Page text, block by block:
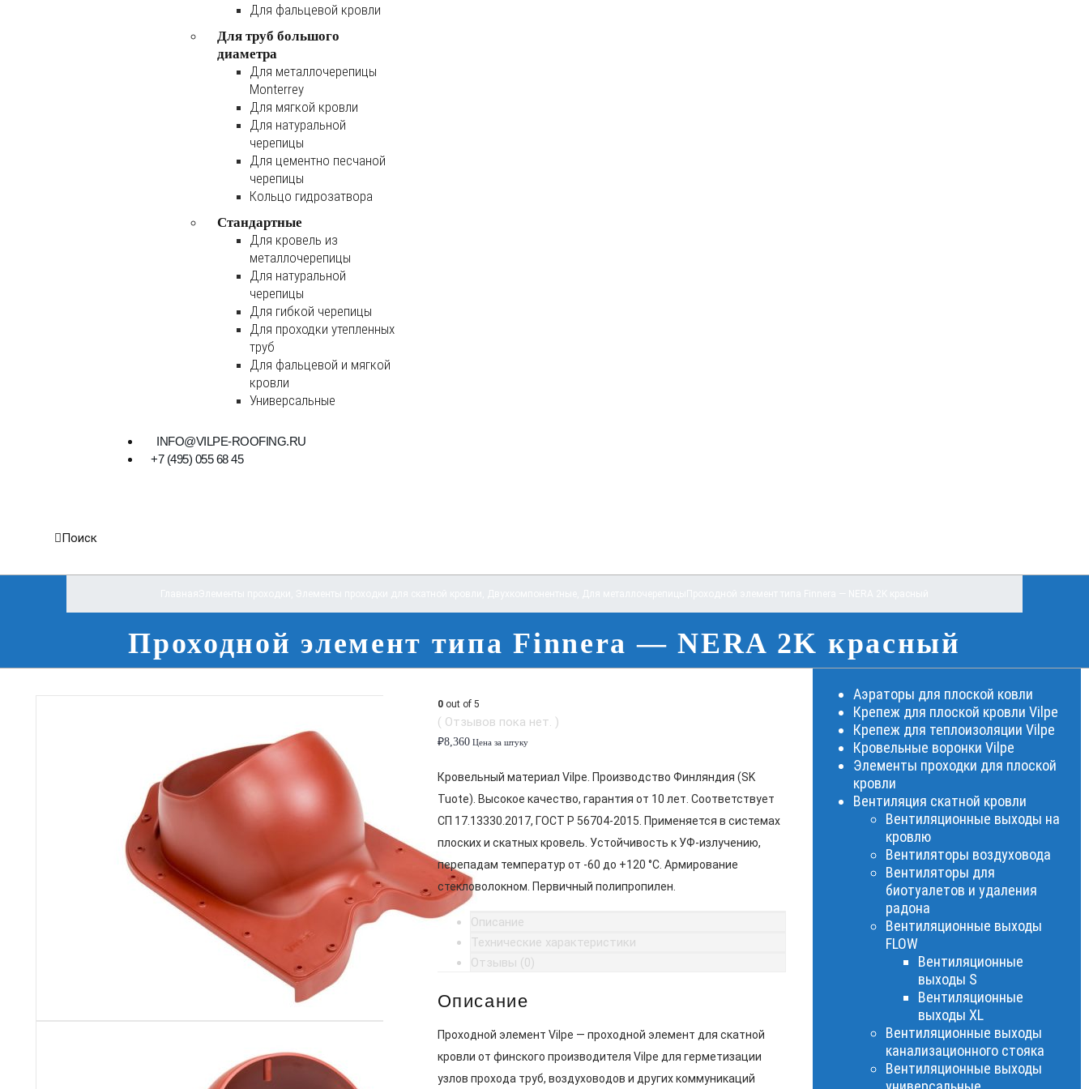
Для фальцевой кровли
Для труб большого
диаметра
Для металлочерепицы
Monterrey
Для мягкой кровли
Для натуральной
черепицы
Для цементно песчаной
черепицы
Кольцо гидрозатвора
Стандартные
Для кровель из
металлочерепицы
Для натуральной
черепицы
Для гибкой черепицы
Для проходки утепленных
труб
Для фальцевой и мягкой
кровли
Универсальные
INFO@VILPE-ROOFING.RU
+7 (495) 055 68 45
Поиск
Проходной элемент типа Finnera — NERA 2K красный
0out of 5
( Отзывов пока нет. )
₽8,360Цена за штуку
Кровельный материал Vilpe. Производство Финляндия (SK
Tuote). Высокое качество, гарантия от 10 лет. Соответствует
СП 17.13330.2017, ГОСТ Р 56704-2015. Применяется в системах
плоских и скатных кровель. Устойчивость к УФ-излучению,
перепадам температур от -60 до +120 °C. Армирование
стекловолокном. Первичный полипропилен.
Описание
Технические характеристики
Отзывы (0)
Описание
Проходной элемент Vilpe — проходной элемент для скатной
кровли от финского производителя Vilpe для герметизации
узлов прохода труб, воздуховодов и других коммуникаций
Аэраторы для плоской ковли
Крепеж для плоской кровли Vilpe
Крепеж для теплоизоляции Vilpe
Кровельные воронки Vilpe
Элементы проходки для плоской
кровли
Вентиляция скатной кровли
Вентиляционные выходы на
кровлю
Вентиляторы воздуховода
Вентиляторы для
биотуалетов и удаления
радона
Вентиляционные выходы
FLOW
Вентиляционные
выходы S
Вентиляционные
выходы XL
Вентиляционные выходы
канализационного стояка
Вентиляционные выходы